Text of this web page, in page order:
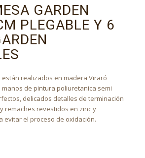
GARDEN
PLEGABLE Y 6
realizados en madera Viraró
de pintura poliuretanica semi
delicados detalles de terminación
remaches revestidos en zinc y
evitar el proceso de oxidación.